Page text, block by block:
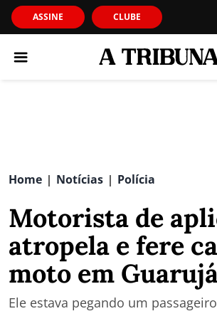
ASSINE CLUBE
Home | Notícias | Polícia
Motorista de
atropela e fere
moto em
Ele estava pegando um